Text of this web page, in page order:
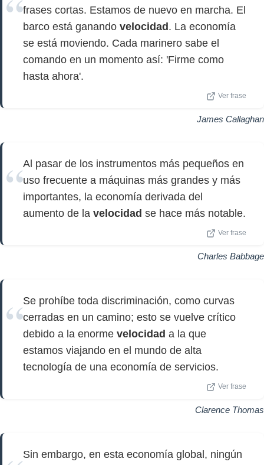
frases cortas. Estamos de nuevo en marcha. El
barco está ganando velocidad . La economía
se está moviendo. Cada marinero sabe el
comando en un momento así: 'Firme como
hasta ahora'.
Ver frase
James Callaghan
Al pasar de los instrumentos más pequeños en
uso frecuente a máquinas más grandes y más
importantes, la economía derivada del
aumento de la velocidad se hace más notable.
Ver frase
Charles Babbage
Se prohíbe toda discriminación, como curvas
cerradas en un camino; esto se vuelve crítico
debido a la enorme velocidad a la que
estamos viajando en el mundo de alta
tecnología de una economía de servicios.
Ver frase
Clarence Thomas
Sin embargo, en esta economía global, ningún